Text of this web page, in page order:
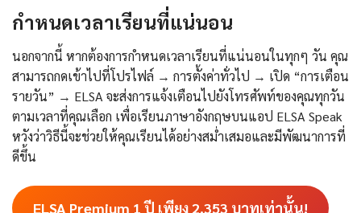
กำหนดเวลาเรียนที่แน่นอน
นอกจากนี้ หากต้องการกำหนดเวลาเรียนที่แน่นอนในทุกๆ วัน คุณ
สามารถกดเข้าไปที่โปรไฟล์ → การตั้งค่าทั่วไป → เปิด “การเตือน
รายวัน” → ELSA จะส่งการแจ้งเตือนไปยังโทรศัพท์ของคุณทุกวัน
ตามเวลาที่คุณเลือก เพื่อเรียนภาษาอังกฤษบนแอป ELSA Speak
หวังว่าวิธีนี้จะช่วยให้คุณเรียนได้อย่างสม่ำเสมอและมีพัฒนาการที่
ดีขึ้น
ELSA Premium 1 ปี เพียง 2,353 บาทเท่านั้น!